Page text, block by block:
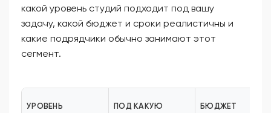
какой уровень студий подходит под вашу
задачу, какой бюджет и сроки реалистичны и
какие подрядчики обычно занимают этот
сегмент.
УРОВЕНЬ
ПОД КАКУЮ
БЮДЖЕТ